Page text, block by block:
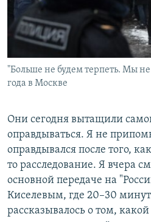
"Больше не будем терпеть. Мы
года в Москве
Они сегодня вытащили
оправдываться. Я не
оправдывался после того,
то расследование. Я вчера
основной передаче на
Киселевым, где 20–30 минут
рассказывалось о том,